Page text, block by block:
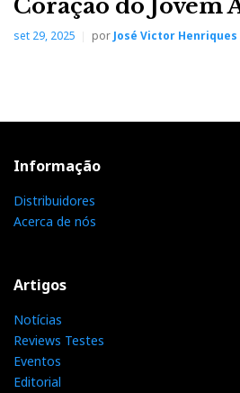
Coração do Jovem
set 29, 2025 porJosé Victor Henriques
Informação
Distribuidores
Acerca de nós
Artigos
Notícias
Reviews Testes
Eventos
Editorial